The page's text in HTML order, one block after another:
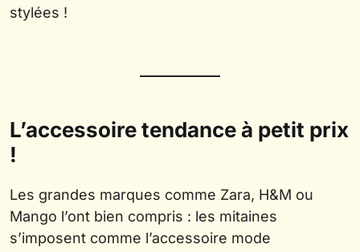
stylées !
L’accessoire tendance à petit prix
!
Les grandes marques comme Zara, H&M ou
Mango l’ont bien compris : les mitaines
s’imposent comme l’accessoire mode